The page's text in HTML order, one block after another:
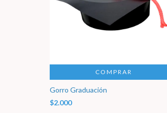
COMPRAR
Gorro Graduación
$2.000